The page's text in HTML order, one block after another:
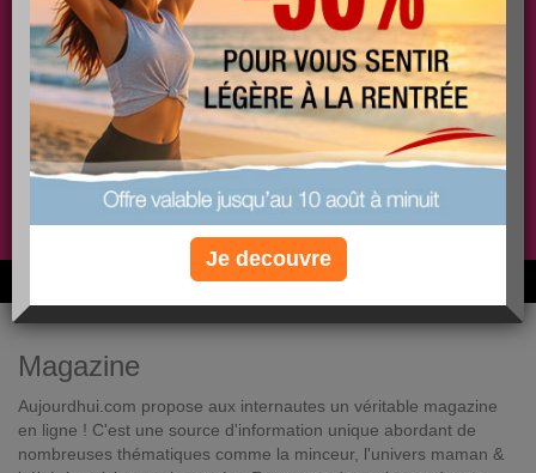
PLUS
EFFICACE
PLUS
SANTÉ
PLUS
COACHING
Non, je préfère le régime gratuit
6M de personnes ont maigri et réappris à manger avec nous
Magazine
Aujourdhui.com propose aux internautes un véritable magazine
en ligne ! C'est une source d'information unique abordant de
nombreuses thématiques comme la minceur, l'univers maman &
Je decouvre